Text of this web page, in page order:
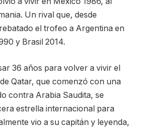
Un rival que, desde
el trofeo a Argentina en
y Brasil 2014.
36 años para volver a vivir el
Qatar, que comenzó con una
contra Arabia Saudita, se
estrella internacional para
vio a su capitán y leyenda,